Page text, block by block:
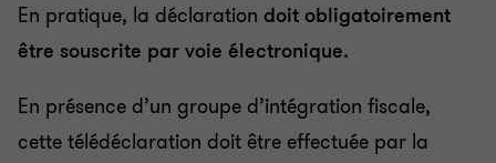
En pratique, la déclaration doit obligatoirement
être souscrite par voie électronique.
En présence d’un groupe d’intégration fiscale,
cette télédéclaration doit être effectuée par la